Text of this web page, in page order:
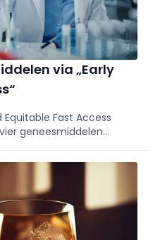
via „Early
Equitable Fast Access
geneesmiddelen
onder de oncologie, maar